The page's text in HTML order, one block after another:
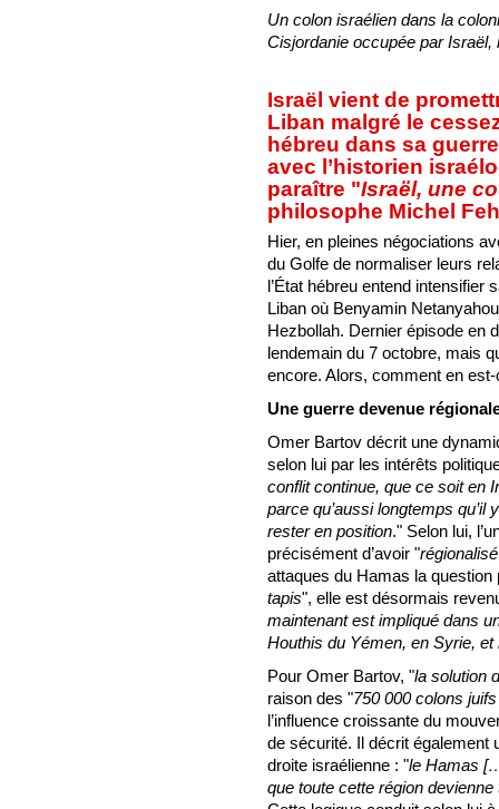
Un colon israélien dans la
Cisjordanie occupée par Israël,
Israël vient de
Liban malgré le
hébreu dans sa
avec l’historien
paraître "Israël, une
philosophe Michel
Hier, en pleines négociations
du Golfe de normaliser leurs
l’État hébreu entend intensifier
Liban où Benyamin
Hezbollah. Dernier épisode en
lendemain du 7 octobre, mais
encore. Alors, comment en
Une guerre devenue
Omer Bartov décrit une
selon lui par les intérêts
conflit continue, que ce soit en
parce qu’aussi longtemps
rester en position." Selon lui,
précisément d’avoir "
attaques du Hamas la question
tapis", elle est désormais
maintenant est impliqué dans
Houthis du Yémen, en Syrie, et
Pour Omer Bartov, "la solution
raison des "750 000 colons
l’influence croissante du
de sécurité. Il décrit également
droite israélienne : "le Hamas
que toute cette région